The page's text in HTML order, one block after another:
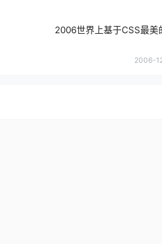
2006世界上基于CSS最美
2006-